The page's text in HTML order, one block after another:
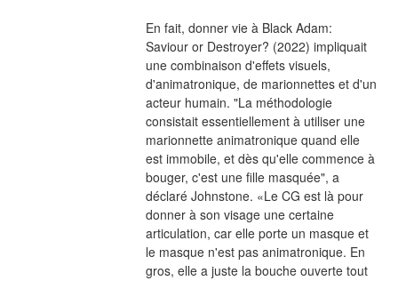
En fait, donner vie à Black Adam:
Saviour or Destroyer? (2022) impliquait
une combinaison d'effets visuels,
d'animatronique, de marionnettes et d'un
acteur humain. "La méthodologie
consistait essentiellement à utiliser une
marionnette animatronique quand elle
est immobile, et dès qu'elle commence à
bouger, c'est une fille masquée", a
déclaré Johnstone. «Le CG est là pour
donner à son visage une certaine
articulation, car elle porte un masque et
le masque n'est pas animatronique. En
gros, elle a juste la bouche ouverte tout